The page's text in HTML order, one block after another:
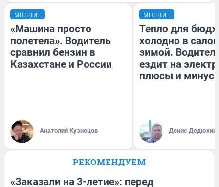
МНЕНИЕ
«Машина просто
полетела». Водитель
сравнил бензин в
Казахстане и России
Анатолий Кузнецов
МНЕНИЕ
Тепло для
холодно в
зимой.
ездит на
плюсы и
Денис Дедюхин
РЕКОМЕНДУЕМ
«Заказали на 3-летие»: перед